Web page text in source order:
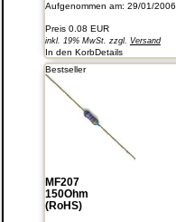
Aufgenommen am: 29/01/2006
Preis 0.08 EUR
inkl. 19% MwSt. zzgl. Versand
In den KorbDetails
Bestseller
MF207
150Ohm
(RoHS)